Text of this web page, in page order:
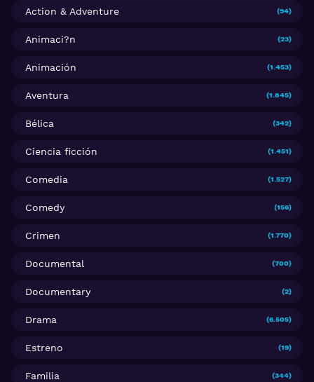
Action & Adventure (94)
Animaci?n (23)
Animación (1.453)
Aventura (1.845)
Bélica (342)
Ciencia ficción (1.451)
Comedia (1.527)
Comedy (156)
Crimen (1.770)
Documental (700)
Documentary (2)
Drama (6.505)
Estreno (19)
Familia (344)